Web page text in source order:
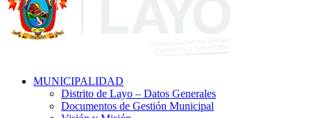
MUNICIPALIDAD
Distrito de Layo – Datos Generales
Documentos de Gestión Municipal